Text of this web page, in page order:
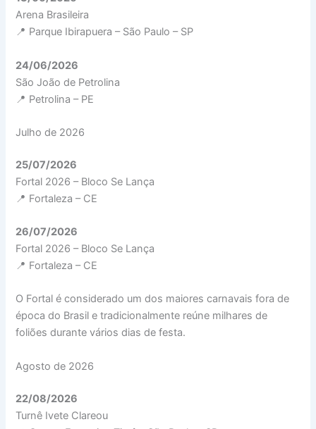
Arena Brasileira
📍 Parque Ibirapuera – São Paulo – SP
24/06/2026
São João de Petrolina
📍 Petrolina – PE
Julho de 2026
25/07/2026
Fortal 2026 – Bloco Se Lança
📍 Fortaleza – CE
26/07/2026
Fortal 2026 – Bloco Se Lança
📍 Fortaleza – CE
O Fortal é considerado um dos maiores carnavais fora de
época do Brasil e tradicionalmente reúne milhares de
foliões durante vários dias de festa.
Agosto de 2026
22/08/2026
Turnê Ivete Clareou